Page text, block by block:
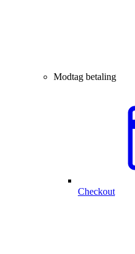
Modtag betaling
Checkout